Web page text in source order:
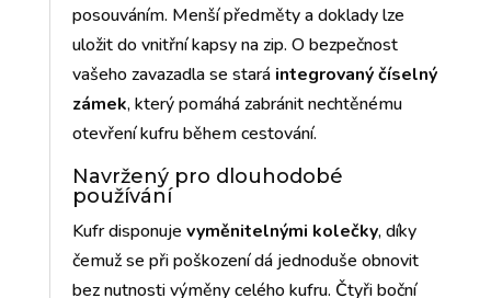
posouváním. Menší předměty a doklady lze
uložit do vnitřní kapsy na zip. O bezpečnost
vašeho zavazadla se stará integrovaný číselný
zámek, který pomáhá zabránit nechtěnému
otevření kufru během cestování.
Navržený pro dlouhodobé
používání
Kufr disponuje vyměnitelnými kolečky, díky
čemuž se při poškození dá jednoduše obnovit
bez nutnosti výměny celého kufru. Čtyři boční